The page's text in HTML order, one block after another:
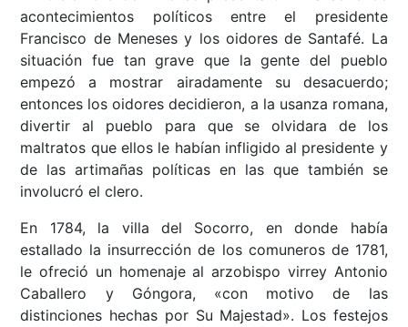
acontecimientos políticos entre el presidente
Francisco de Meneses y los oidores de Santafé. La
situación fue tan grave que la gente del pueblo
empezó a mostrar airadamente su desacuerdo;
entonces los oidores decidieron, a la usanza romana,
divertir al pueblo para que se olvidara de los
maltratos que ellos le habían infligido al presidente y
de las artimañas políticas en las que también se
involucró el clero.
En 1784, la villa del Socorro, en donde había
estallado la insurrección de los comuneros de 1781,
le ofreció un homenaje al arzobispo virrey Antonio
Caballero y Góngora, «con motivo de las
distinciones hechas por Su Majestad». Los festejos